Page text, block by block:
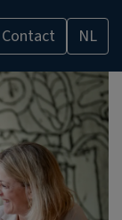
Contact NL